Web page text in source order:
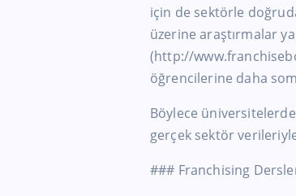
için de sektörle
üzerine araştırmalar
(http://
öğrencilerine daha
Böylece
gerçek sektör
### Franchising